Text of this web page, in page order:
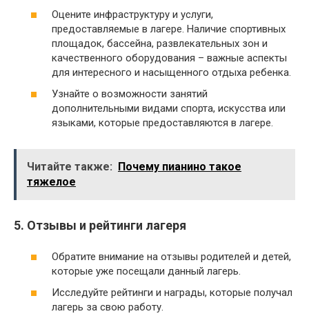
Оцените инфраструктуру и услуги,
предоставляемые в лагере. Наличие спортивных
площадок, бассейна, развлекательных зон и
качественного оборудования – важные аспекты
для интересного и насыщенного отдыха ребенка.
Узнайте о возможности занятий
дополнительными видами спорта, искусства или
языками, которые предоставляются в лагере.
Читайте также:
Почему пианино такое
тяжелое
5. Отзывы и рейтинги лагеря
Обратите внимание на отзывы родителей и детей,
которые уже посещали данный лагерь.
Исследуйте рейтинги и награды, которые получал
лагерь за свою работу.